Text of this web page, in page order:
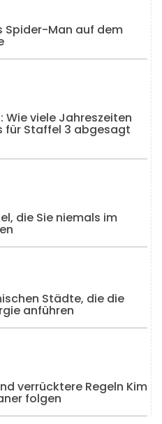
Spider-Man auf dem
Wie viele Jahreszeiten
für Staffel 3 abgesagt
die Sie niemals im
Städte, die die
anführen
verrücktere Regeln Kim
folgen